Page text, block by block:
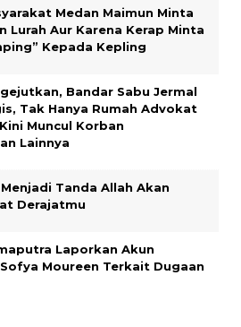
Medan Maimun Minta
Lurah Aur Karena Kerap Minta
Kepada Kepling
Bandar Sabu Jermal
Tak Hanya Rumah Advokat
Muncul Korban
Lainnya
Menjadi Tanda Allah Akan
Derajatmu
Laporkan Akun
Moureen Terkait Dugaan